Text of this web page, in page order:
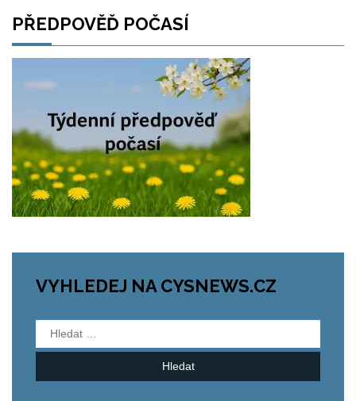
PŘEDPOVĚĎ POČASÍ
VYHLEDEJ NA CYSNEWS.CZ
Vyhledávání